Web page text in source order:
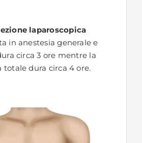
laparoscopica
in anestesia generale e
circa 3 ore mentre la
totale dura circa 4 ore.